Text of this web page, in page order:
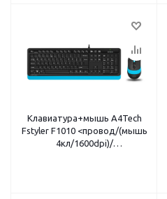
Клавиатура+мышь A4Tech
Fstyler F1010 <провод/(мышь
4кл/1600dpi)/